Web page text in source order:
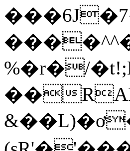
%�r�/
��